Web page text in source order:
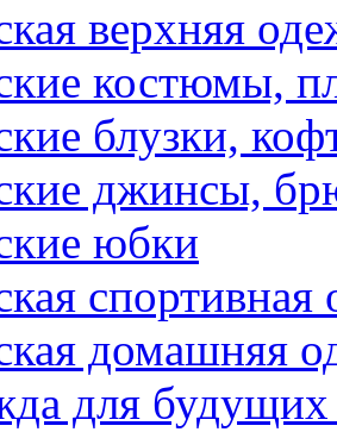
верхняя
костюмы,
блузки,
джинсы,
юбки
спортивная
домашняя
для